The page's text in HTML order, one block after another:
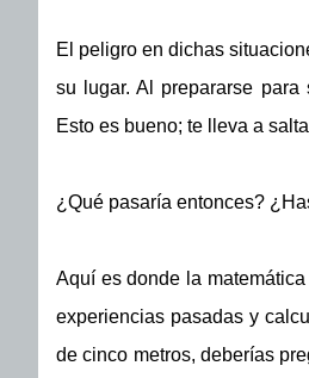
El peligro en dichas
su lugar. Al prepararse
Esto es bueno; te lleva a
¿Qué pasaría entonces?
Aquí es donde la
experiencias pasadas y
de cinco metros, deberías